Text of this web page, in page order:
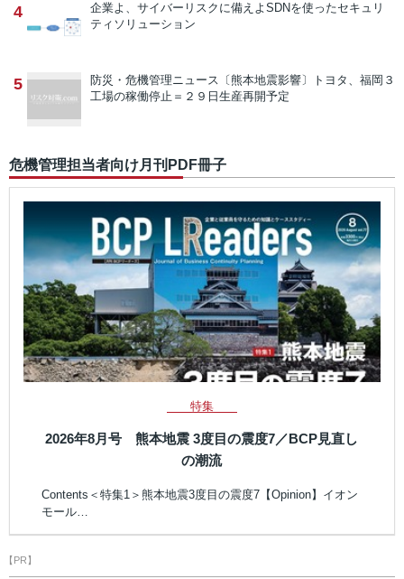
4 企業よ、サイバーリスクに備えよ SDNを使ったセキュリ
ティソリューション
5 防災・危機管理ニュース 〔熊本地震影響〕トヨタ、福岡３
工場の稼働停止＝２９日生産再開予定
危機管理担当者向け月刊PDF冊子
特集
2026年8月号 熊本地震 3度目の震度7／BCP見直し
の潮流
Contents＜特集1＞熊本地震3度目の震度7【Opinion】イオン
モール…
【PR】